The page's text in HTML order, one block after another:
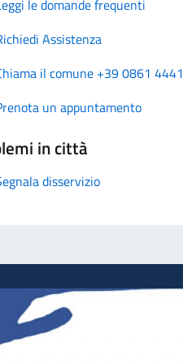
le domande frequenti
Assistenza
il comune +39 0861 4441
un appuntamento
in città
disservizio